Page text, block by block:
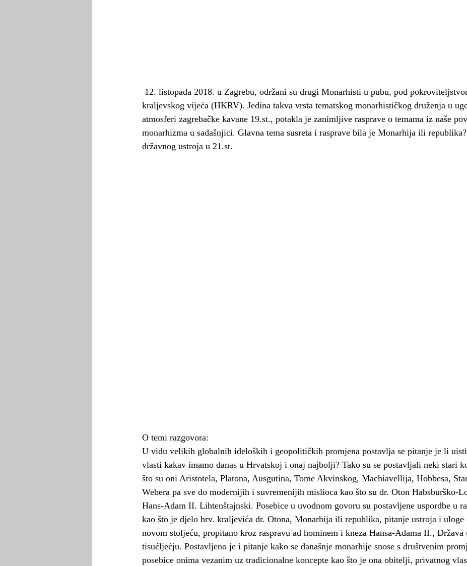
kraljevskog vijeća (HKRV). Jedina takva vrsta tematskog monarhističkog druženja u
atmosferi zagrebačke kavane 19.st., potakla je zanimljive rasprave o temama iz naše
monarhizma u sadašnjici. Glavna tema susreta i rasprave bila je Monarhija ili
državnog ustroja u 21.st.
O temi razgovora:
U vidu velikih globalnih ideloških i geopolitičkih promjena postavlja se pitanje je li
vlasti kakav imamo danas u Hrvatskoj i onaj najbolji? Tako su se postavljali neki stari
što su oni Aristotela, Platona, Ausgutina, Tome Akvinskog, Machiavellija, Hobbesa,
Webera pa sve do modernijih i suvremenijih mislioca kao što su dr. Oton Habsburško-
Hans-Adam II. Lihtenštajnski. Posebice u uvodnom govoru su postavljene uspordbe u
kao što je djelo hrv. kraljevića dr. Otona, Monarhija ili republika, pitanje ustroja i uloge
novom stoljeću, propitano kroz raspravu ad hominem i kneza Hansa-Adama II., Država
tisućljećju. Postavljeno je i pitanje kako se današnje monarhije snose s društvenim
posebice onima vezanim uz tradicionalne koncepte kao što je ona obitelji, privatnog